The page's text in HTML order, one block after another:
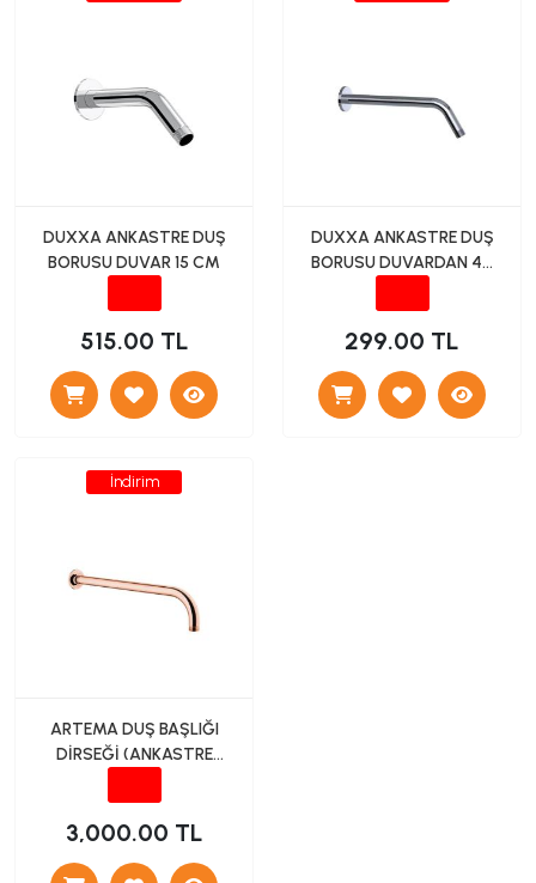
DUXXA ANKASTRE DUŞ
BORUSU DUVAR 15 CM
515.00 TL
DUXXA ANKASTRE DUŞ
BORUSU DUVARDAN 40
299.00 TL
İndirim
ARTEMA DUŞ BAŞLIĞI
DİRSEĞİ (ANKASTRE
3,000.00 TL